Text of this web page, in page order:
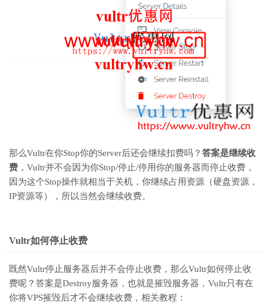
那么Vultr在你Stop你的Server后还会继续扣费吗？ 答案是继续收
费 ，Vultr并不会因为你Stop/停止/停用你的服务器而停止收费，
因为这个Stop操作就相当于关机，你继续占用资源（硬盘资源，
IP资源等），所以当然会继续收费。
Vultr如何停止收费
既然Vultr停止服务器后并不会停止收费，那么Vultr如何停止收
费呢？答案是Destroy服务器，也就是摧毁服务器，Vultr只有在
你将VPS摧毁后才不会继续收费，相关教程：